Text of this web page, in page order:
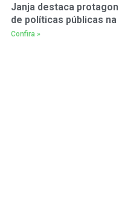
Janja destaca
de políticas públicas
Confira »